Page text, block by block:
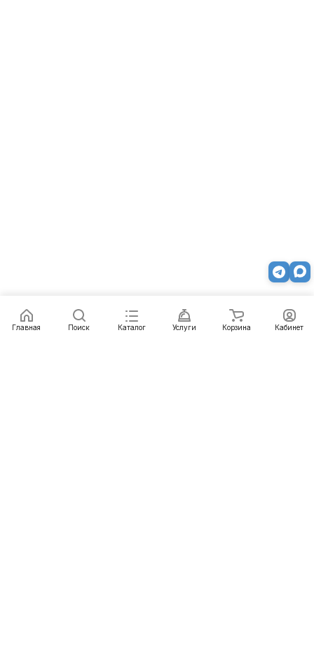
Главная Поиск Каталог Услуги Корзина Кабинет